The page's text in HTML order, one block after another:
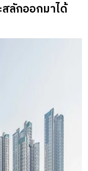
ลักออกมาได้